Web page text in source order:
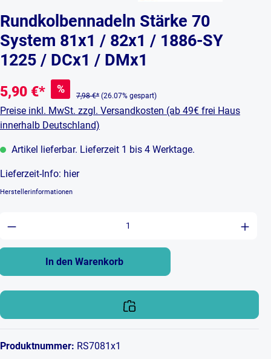
Rundkolbennadeln Stärke 70
System 81x1 / 82x1 / 1886-SY
1225 / DCx1 / DMx1
5,90 €* %
7,98 €* (26.07% gespart)
Preise inkl. MwSt. zzgl. Versandkosten (ab 49€ frei Haus
innerhalb Deutschland)
Artikel lieferbar. Lieferzeit 1 bis 4 Werktage.
Lieferzeit-Info: hier
Herstellerinformationen
Anzahl: Gib den gewünschten Wert
In den Warenkorb
Produktnummer: RS7081x1